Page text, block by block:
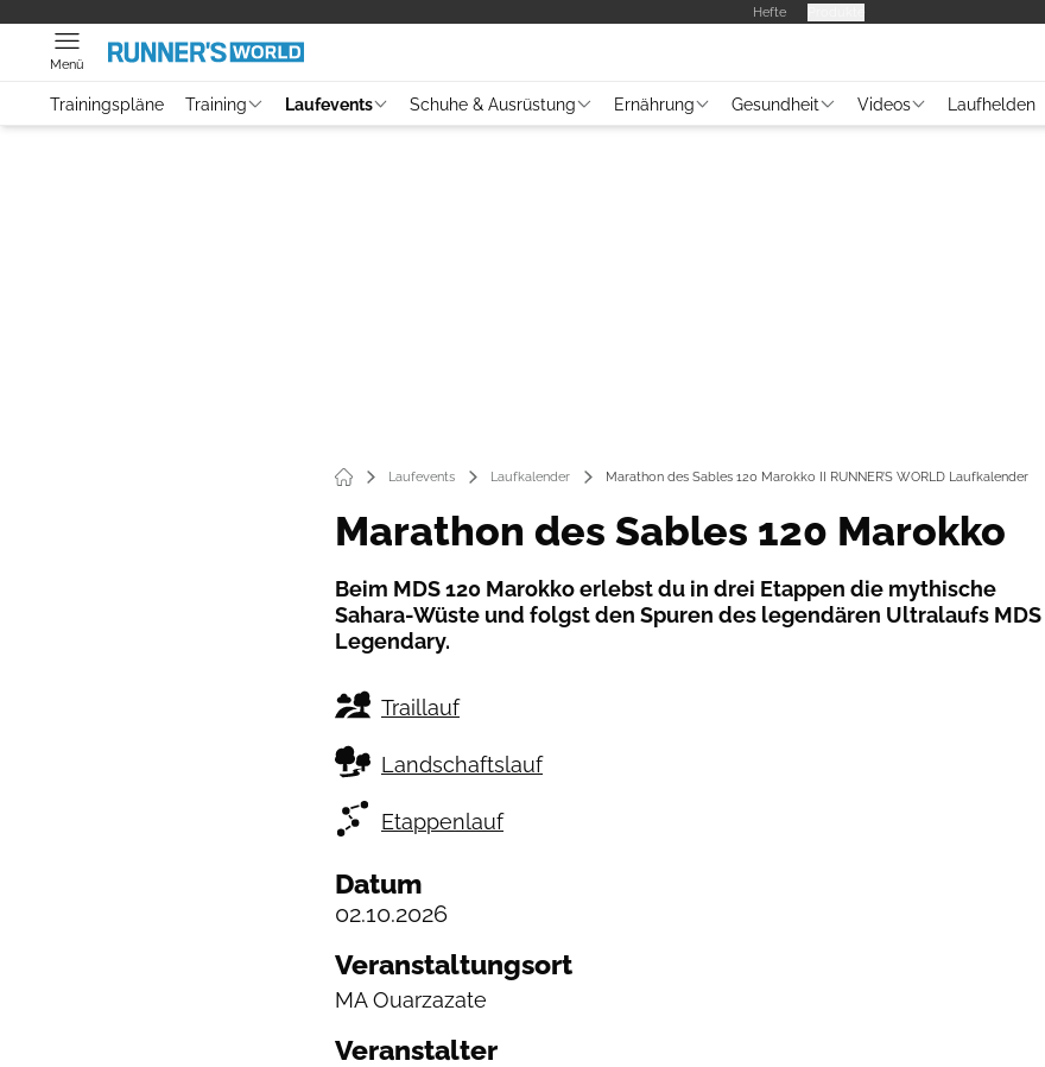
Hefte
Menü
Trainingspläne Training Laufevents Schuhe & Ausrüstung Ernährung Gesundheit Videos Laufhelden
Laufevents Laufkalender Marathon des Sables 120 Marokko II RUNNER’S WORLD Laufkalender
Marathon des Sables 120 Marokko
Beim MDS 120 Marokko erlebst du in drei Etappen die mythische
Sahara-Wüste und folgst den Spuren des legendären Ultralaufs MDS
Legendary.
Traillauf
Landschaftslauf
Etappenlauf
Datum
02.10.2026
Veranstaltungsort
MAOuarzazate
Veranstalter